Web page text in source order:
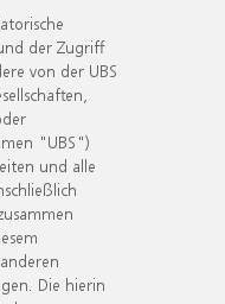
der Zugriff
von der UBS
"UBS")
und alle
Die hierin